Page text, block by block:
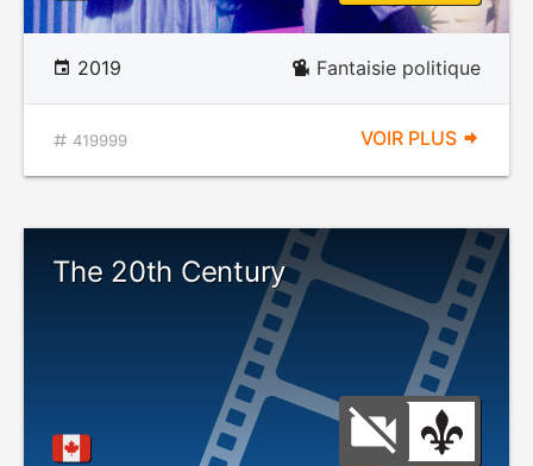
2019 Fantaisie politique
419999 VOIR PLUS
The 20th Century